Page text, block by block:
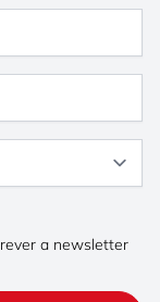
a newsletter